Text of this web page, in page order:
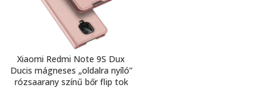
Xiaomi Redmi Note 9S Dux
Ducis mágneses „oldalra nyíló”
rózsaarany színű bőr flip tok